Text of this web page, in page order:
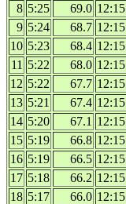
8 5:25 69.0 12:15
9 5:24 68.7 12:15
10 5:23 68.4 12:15
11 5:22 68.0 12:15
12 5:22 67.7 12:15
13 5:21 67.4 12:15
14 5:20 67.1 12:15
15 5:19 66.8 12:15
16 5:19 66.5 12:15
17 5:18 66.2 12:15
18 5:17 66.0 12:15